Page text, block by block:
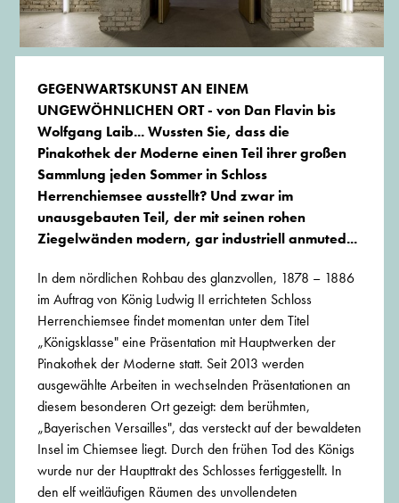
GEGENWARTSKUNST AN EINEM
UNGEWÖHNLICHEN ORT - von Dan Flavin bis
Wolfgang Laib... Wussten Sie, dass die
Pinakothek der Moderne einen Teil ihrer großen
Sammlung jeden Sommer in Schloss
Herrenchiemsee ausstellt? Und zwar im
unausgebauten Teil, der mit seinen rohen
Ziegelwänden modern, gar industriell anmuted...
In dem nördlichen Rohbau des glanzvollen, 1878 – 1886
im Auftrag von König Ludwig II errichteten Schloss
Herrenchiemsee findet momentan unter dem Titel
„Königsklasse" eine Präsentation mit Hauptwerken der
Pinakothek der Moderne statt. Seit 2013 werden
ausgewählte Arbeiten in wechselnden Präsentationen an
diesem besonderen Ort gezeigt: dem berühmten,
„Bayerischen Versailles", das versteckt auf der bewaldeten
Insel im Chiemsee liegt. Durch den frühen Tod des Königs
wurde nur der Haupttrakt des Schlosses fertiggestellt. In
den elf weitläufigen Räumen des unvollendeten